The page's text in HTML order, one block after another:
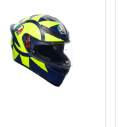
ima
više
varijanti.
Opcije